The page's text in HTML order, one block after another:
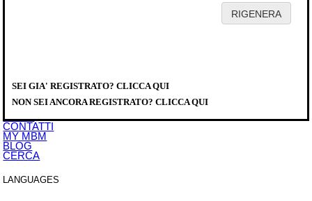
SERVICE
DOWNLOAD
EVENTI
NEWS
CONTATTI
MY MBM
BLOG
CERCA
LANGUAGES
SEI GIA' REGISTRATO? CLICCA QUI
NON SEI ANCORA REGISTRATO? CLICCA QUI
PRODOTTI >ATTREZZATURE VARIE DI COTTURA
SALAMANDRE
SAE561M